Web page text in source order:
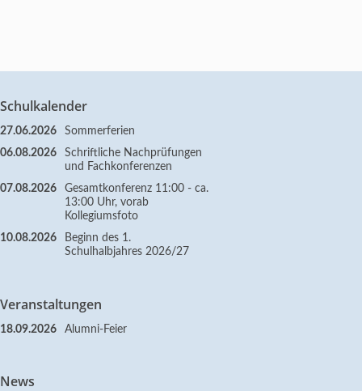
Schulkalender
27.06.2026
Sommerferien
06.08.2026
Schriftliche Nachprüfungen
und Fachkonferenzen
07.08.2026
Gesamtkonferenz 11:00 - ca.
13:00 Uhr, vorab
Kollegiumsfoto
10.08.2026
Beginn des 1.
Schulhalbjahres 2026/27
Veranstaltungen
18.09.2026 Alumni-Feier
News